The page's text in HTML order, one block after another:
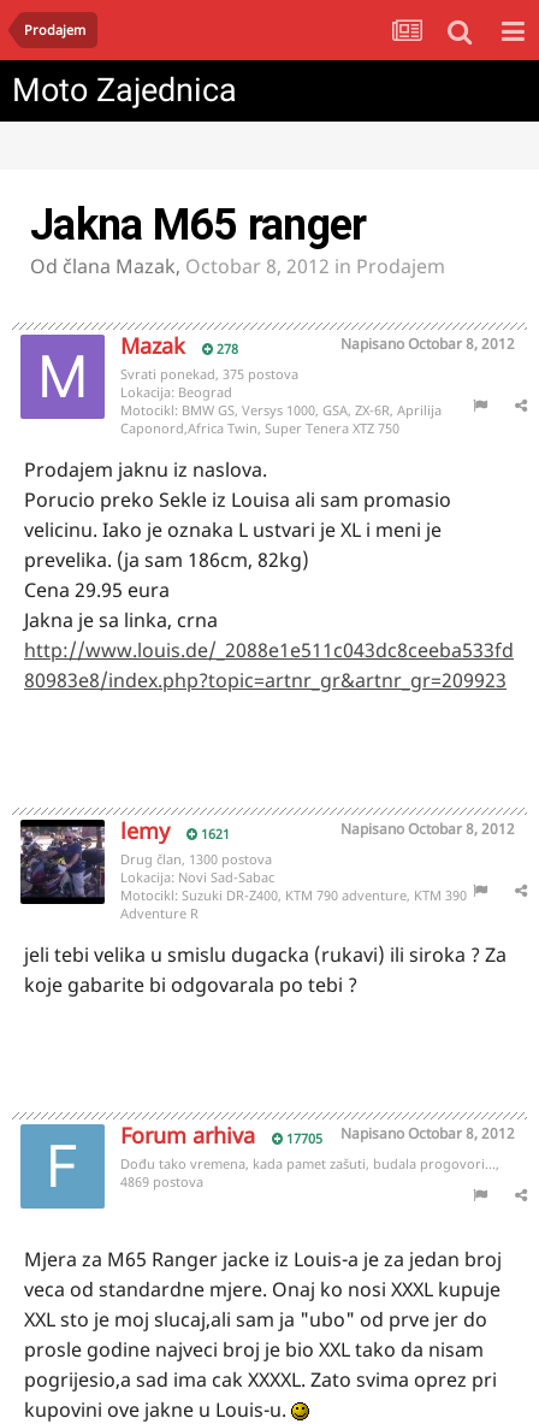
Prodajem
Moto Zajednica
Jakna M65 ranger
Od člana Mazak, Octobar 8, 2012 in Prodajem
Mazak 278 NapisanoOctobar 8, 2012
Svrati ponekad, 375 postova
Lokacija: Beograd
Motocikl: BMW GS, Versys 1000, GSA, ZX-6R, Aprilija
Caponord,Africa Twin, Super Tenera XTZ 750
Prodajem jaknu iz naslova.
Porucio preko Sekle iz Louisa ali sam promasio
velicinu. Iako je oznaka L ustvari je XL i meni je
prevelika. (ja sam 186cm, 82kg)
Cena 29.95 eura
Jakna je sa linka, crna
http://www.louis.de/_2088e1e511c043dc8ceeba533fd
80983e8/index.php?topic=artnr_gr&artnr_gr=209923
lemy 1621 NapisanoOctobar 8, 2012
Drug član, 1300 postova
Lokacija: Novi Sad-Sabac
Motocikl: Suzuki DR-Z400, KTM 790 adventure, KTM 390
Adventure R
jeli tebi velika u smislu dugacka (rukavi) ili siroka ? Za
koje gabarite bi odgovarala po tebi ?
Forum arhiva 17705 NapisanoOctobar 8, 2012
Dođu tako vremena, kada pamet zašuti, budala progovori...,
4869 postova
Mjera za M65 Ranger jacke iz Louis-a je za jedan broj
veca od standardne mjere. Onaj ko nosi XXXL kupuje
XXL sto je moj slucaj,ali sam ja "ubo" od prve jer do
prosle godine najveci broj je bio XXL tako da nisam
pogrijesio,a sad ima cak XXXXL. Zato svima oprez pri
kupovini ove jakne u Louis-u.